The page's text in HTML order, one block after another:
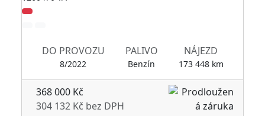
DO PROVOZU
8/2022
PALIVO
Benzín
NÁJEZD
173 448 km
368 000 Kč
304 132 Kč bez DPH